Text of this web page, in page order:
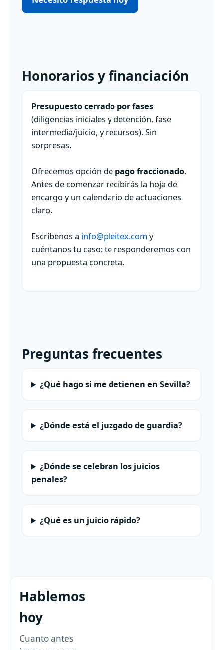
Honorarios y financiación
Presupuesto cerrado por fases
(diligencias iniciales y detención, fase
intermedia/juicio, y recursos). Sin
sorpresas.
Ofrecemos opción de pago fraccionado.
Antes de comenzar recibirás la hoja de
encargo y un calendario de actuaciones
claro.
Escríbenos a info@pleitex.com y
cuéntanos tu caso: te responderemos con
una propuesta concreta.
Preguntas frecuentes
¿Qué hago si me detienen en Sevilla?
¿Dónde está el juzgado de guardia?
¿Dónde se celebran los juicios
penales?
¿Qué es un juicio rápido?
Hablemos
hoy
Cuanto antes